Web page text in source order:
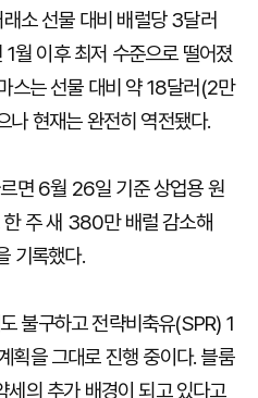
소 선물 대비 배럴당 3달러
이후 최저 수준으로 떨어졌
스는 선물 대비 약 18달러(2만
현재는 완전히 역전됐다.
면 6월 26일 기준 상업용 원
주 새 380만 배럴 감소해
기록했다.
불구하고 전략비축유(SPR) 1
을 그대로 진행 중이다. 블룸
세의 추가 배경이 되고 있다고